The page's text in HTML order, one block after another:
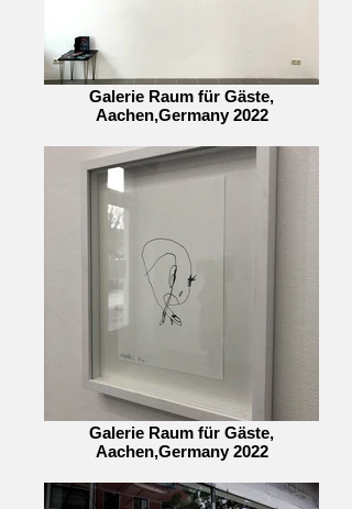
Galerie Raum für Gäste,
Aachen,Germany 2022
Galerie Raum für Gäste,
Aachen,Germany 2022